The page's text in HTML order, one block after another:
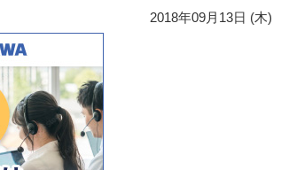
2018年09月13日 (木)